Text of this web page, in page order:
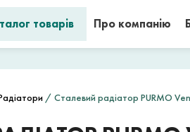
товарів Про компанію
/ Сталевий радіатор PURMO